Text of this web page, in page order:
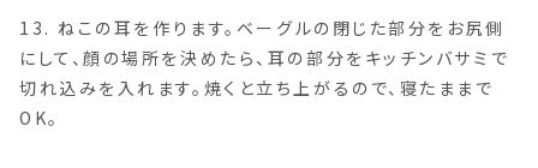
13. ねこの耳を作ります。ベーグルの閉じた部分をお尻側
にして、顔の場所を決めたら、耳の部分をキッチンバサミで
切れ込みを入れます。焼くと立ち上がるので、寝たままで
OK。